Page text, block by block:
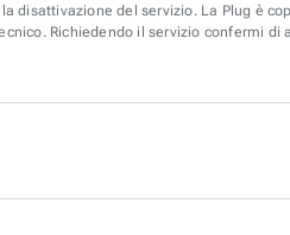
disattivazione del servizio. La Plug è
Richiedendo il servizio confermi di